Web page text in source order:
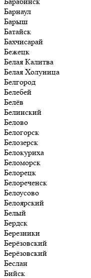
Барнаул
Барыш
Батайск
Бахчисарай
Бежецк
Белая Калитва
Белая Холуница
Белгород
Белебей
Белёв
Белинский
Белово
Белогорск
Белозерск
Белокуриха
Беломорск
Белорецк
Белореченск
Белоусово
Белоярский
Белый
Бердск
Березники
Берёзовский
Берёзовский
Беслан
Бийск